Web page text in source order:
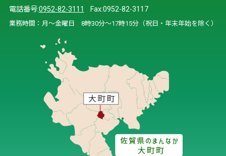
電話番号:0952-82-3111 Fax:0952-82-3117
業務時間：月～金曜日 8時30分～17時15分（祝日・年末年始を除く）